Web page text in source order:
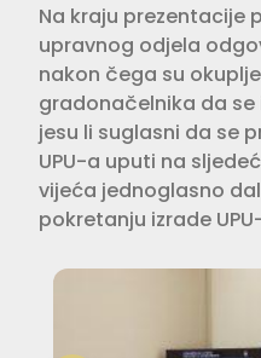
Na kraju prezentacije
upravnog odjela
nakon čega su
gradonačelnika da se
jesu li suglasni da se
UPU-a uputi na
vijeća jednoglasno
pokretanju izrade